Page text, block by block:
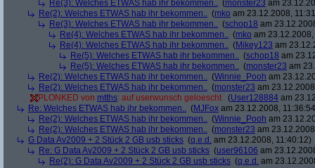
Re(3): Welches ETWAS hab ihr bekommen.. (monster23 am
Re(2): Welches ETWAS hab ihr bekommen.. (mko am 23.12.2008,
Re(3): Welches ETWAS hab ihr bekommen.. (schop18 am
Re(4): Welches ETWAS hab ihr bekommen.. (mko am
Re(4): Welches ETWAS hab ihr bekommen.. (Mikey123 am
Re(5): Welches ETWAS hab ihr bekommen.. (schop18 am
Re(5): Welches ETWAS hab ihr bekommen.. (monster23 am
Re(2): Welches ETWAS hab ihr bekommen.. (Winnie_Pooh am
Re(2): Welches ETWAS hab ihr bekommen.. (monster23 am
PLONKED von mtths: auf userwunsch geloescht (User128884 am
Re: Welches ETWAS hab ihr bekommen.. (MJFox am 23.12.2008,
Re(2): Welches ETWAS hab ihr bekommen.. (Winnie_Pooh am
Re(2): Welches ETWAS hab ihr bekommen.. (monster23 am
G Data Av2009 + 2 Stück 2 GB usb sticks (q.e.d. am 23.12.2008, 11:40:12)
Re: G Data Av2009 + 2 Stück 2 GB usb sticks (user96106 am
Re(2): G Data Av2009 + 2 Stück 2 GB usb sticks (q.e.d. am